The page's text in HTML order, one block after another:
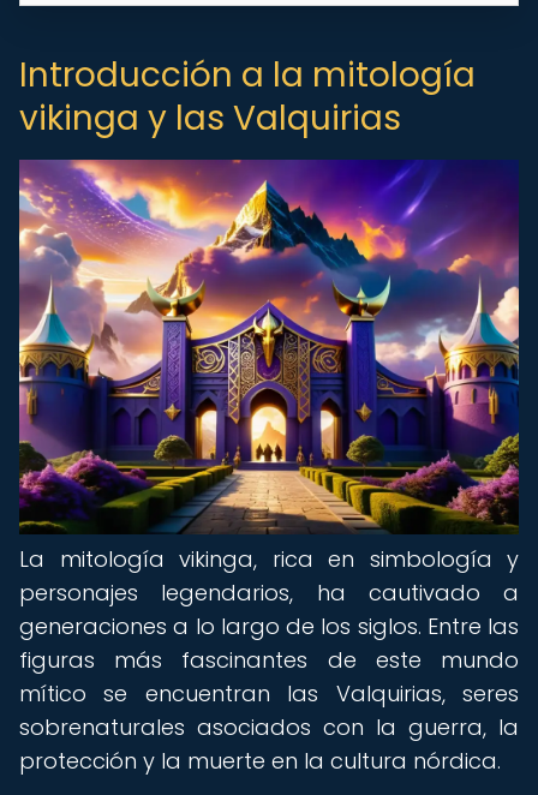
Introducción a la mitología
vikinga y las Valquirias
La mitología vikinga, rica en simbología y
personajes legendarios, ha cautivado a
generaciones a lo largo de los siglos. Entre las
figuras más fascinantes de este mundo
mítico se encuentran las Valquirias, seres
sobrenaturales asociados con la guerra, la
protección y la muerte en la cultura nórdica.